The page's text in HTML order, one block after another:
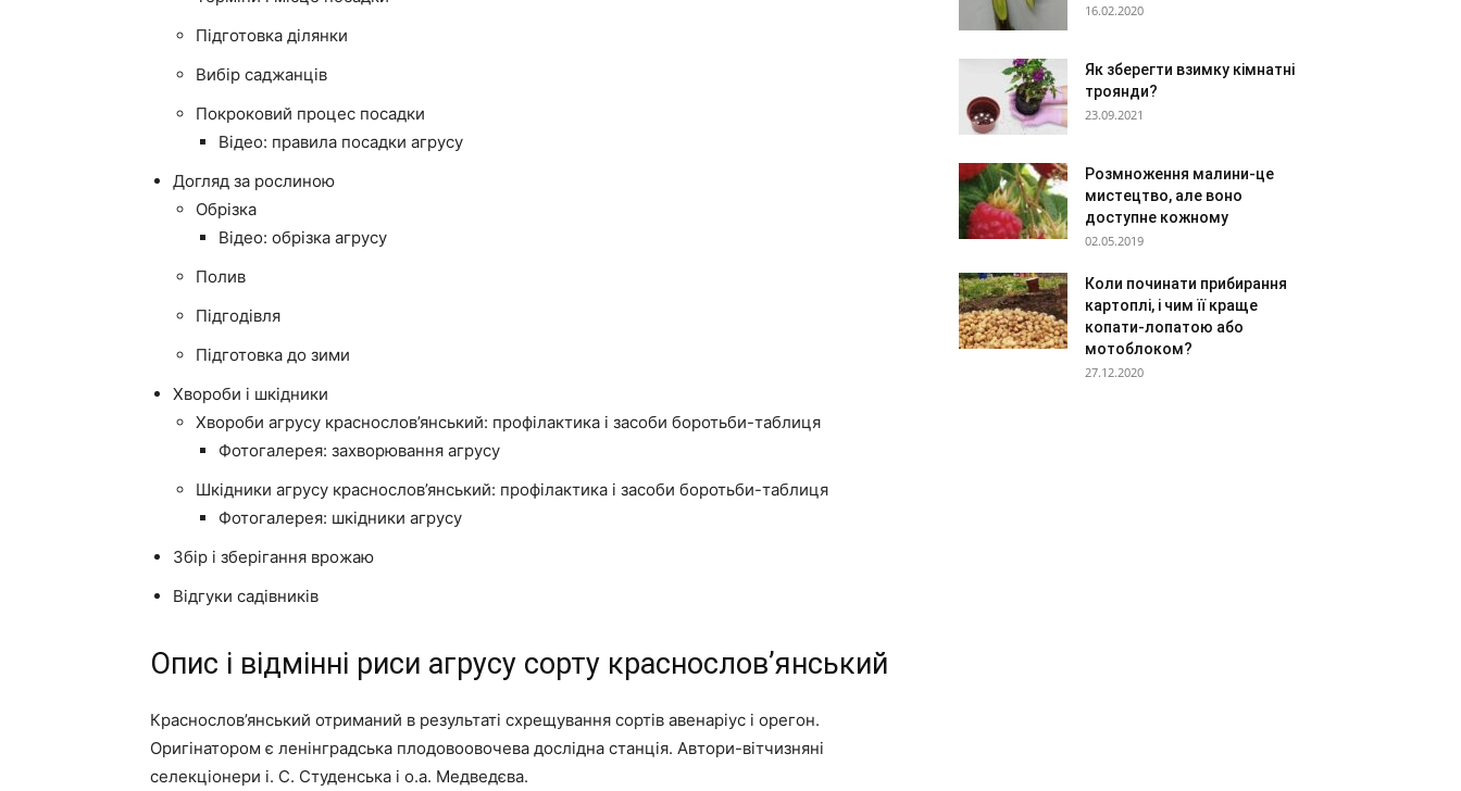
Підготовка ділянки
Вибір саджанців
Покроковий процес посадки
Відео: правила посадки агрусу
Догляд за рослиною
Обрізка
Відео: обрізка агрусу
Полив
Підгодівля
Підготовка до зими
Хвороби і шкідники
Хвороби агрусу краснослов’янський: профілактика і засоби боротьби-таблиця
Фотогалерея: захворювання агрусу
Шкідники агрусу краснослов’янський: профілактика і засоби боротьби-таблиця
Фотогалерея: шкідники агрусу
Збір і зберігання врожаю
Відгуки садівників
Опис і відмінні риси агрусу сорту краснослов’янський
Краснослов’янський отриманий в результаті схрещування сортів авенаріус і орегон.
Оригінатором є ленінградська плодовоовочева дослідна станція. Автори-вітчизняні
селекціонери і. С. Студенська і о.а. Медведєва.
16.02.2020
Як зберегти взимку кімнатні
троянди?
23.09.2021
Розмноження малини-це
мистецтво, але воно
доступне кожному
02.05.2019
Коли починати прибирання
картоплі, і чим її краще
копати-лопатою або
мотоблоком?
27.12.2020